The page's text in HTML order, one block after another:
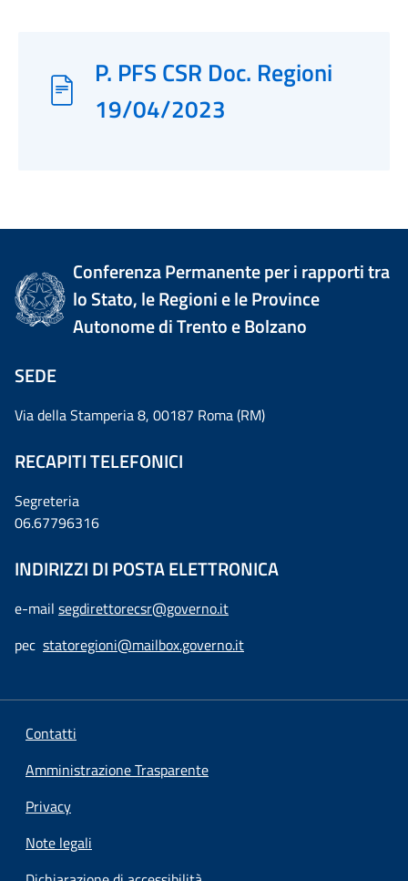
P. PFS CSR Doc. Regioni
19/04/2023
Conferenza Permanente per i rapporti tra
lo Stato, le Regioni e le Province
Autonome di Trento e Bolzano
SEDE
Via della Stamperia 8, 00187 Roma (RM)
RECAPITI TELEFONICI
Segreteria
06.67796316
INDIRIZZI DI POSTA ELETTRONICA
e-mail segdirettorecsr@governo.it
pec statoregioni@mailbox.governo.it
Contatti
Amministrazione Trasparente
Privacy
Note legali